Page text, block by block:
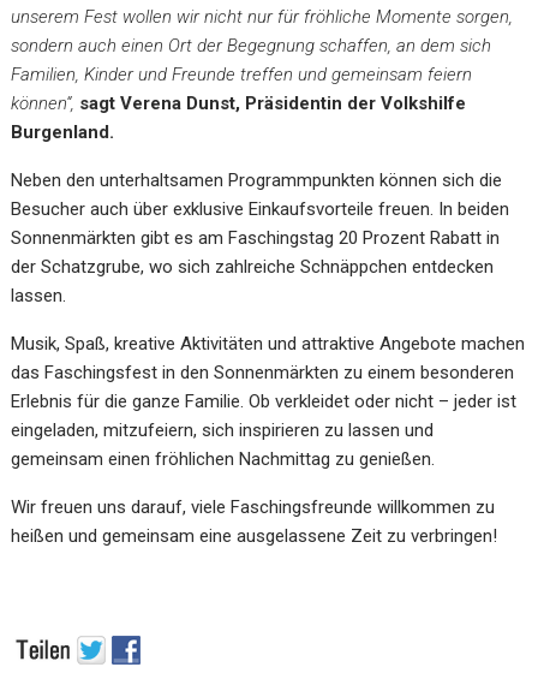
unserem Fest wollen wir nicht nur für fröhliche Momente sorgen,
sondern auch einen Ort der Begegnung schaffen, an dem sich
Familien, Kinder und Freunde treffen und gemeinsam feiern
können“, sagt Verena Dunst, Präsidentin der Volkshilfe
Burgenland.
Neben den unterhaltsamen Programmpunkten können sich die
Besucher auch über exklusive Einkaufsvorteile freuen. In beiden
Sonnenmärkten gibt es am Faschingstag 20 Prozent Rabatt in
der Schatzgrube, wo sich zahlreiche Schnäppchen entdecken
lassen.
Musik, Spaß, kreative Aktivitäten und attraktive Angebote machen
das Faschingsfest in den Sonnenmärkten zu einem besonderen
Erlebnis für die ganze Familie. Ob verkleidet oder nicht – jeder ist
eingeladen, mitzufeiern, sich inspirieren zu lassen und
gemeinsam einen fröhlichen Nachmittag zu genießen.
Wir freuen uns darauf, viele Faschingsfreunde willkommen zu
heißen und gemeinsam eine ausgelassene Zeit zu verbringen!